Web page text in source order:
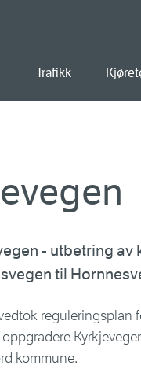
Trafikk
- utbetring av
til
reguleringsplan
kommune.